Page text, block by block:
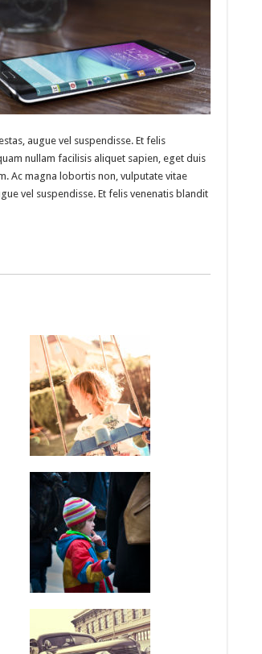
augue vel suspendisse. Et felis
nullam facilisis aliquet sapien, eget duis
Ac magna lobortis non, vulputate vitae
vel suspendisse. Et felis venenatis blandit